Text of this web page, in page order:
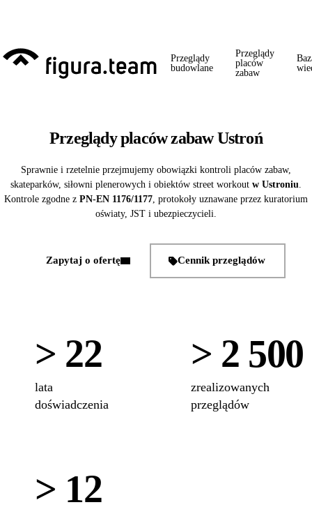
Przeglądy
budowlane
Przeglądy
placów
zabaw
Przeglądy placów zabaw Ustroń
Sprawnie i rzetelnie przejmujemy obowiązki kontroli placów zabaw,
skateparków, siłowni plenerowych i obiektów street workout w Ustroniu
Kontrole zgodne z PN-EN 1176/1177 , protokoły uznawane przez kuratorium
oświaty, JST i ubezpieczycieli.
Zapytaj o ofertę Cennik przeglądów
> 22
lata
doświadczenia
> 2 500
zrealizowanych
przeglądów
> 12